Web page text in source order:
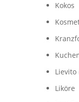
Kokos
Lievito
Liköre